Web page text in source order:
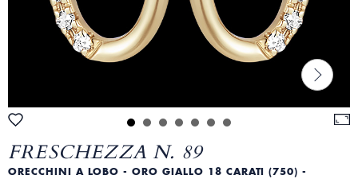
FRESCHEZZA N. 89
ORECCHINI A LOBO - ORO GIALLO 18 CARATI (750) -